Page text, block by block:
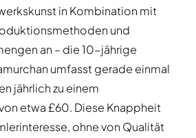
in Kombination mit
und
an – die 10-jährige
umfasst gerade einmal
jährlich zu einem
etwa £60. Diese Knappheit
ohne von Qualität